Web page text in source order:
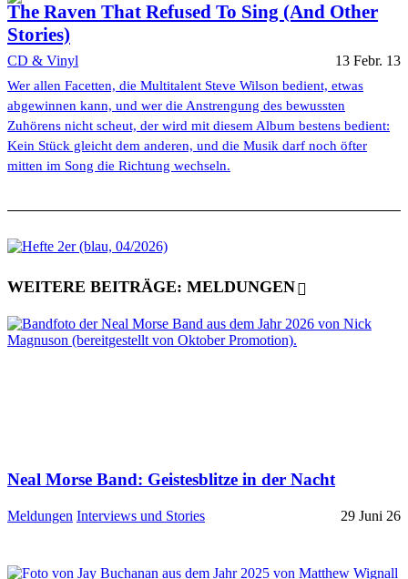
The Raven That Refused To Sing (And Other
Stories)
CD & Vinyl 13 Febr. 13
Wer allen Facetten, die Multitalent Steve Wilson bedient, etwas
abgewinnen kann, und wer die Anstrengung des bewussten
Zuhörens nicht scheut, der wird mit diesem Album bestens bedient:
Kein Stück gleicht dem anderen, und die Musik darf noch öfter
mitten im Song die Richtung wechseln.
WEITERE BEITRÄGE: MELDUNGEN
Neal Morse Band: Geistesblitze in der Nacht
Meldungen Interviews und Stories 29 Juni 26